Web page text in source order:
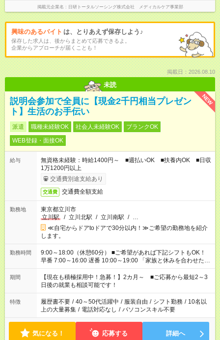
掲載元企業名 日研トータルソーシング株式会社 メディカルケア事業部
興味のあるバイト は、とりあえず保存しよう♪
保存した求人は、後からまとめて応募できるよ。
企業からアプローチが届くことも！
掲載日：2026.08.10
未読
NEW
説明会参加で全員に【現金2千円相当プレゼン
ト】生活のお手伝い
派遣 職種未経験OK 社会人未経験OK
ブランクOK
WEB登録・面接OK
給与
無資格未経験：時給1400円～ ■週払いOK ■扶養内OK ■日収
1万1200円以上
交通費別途支給あり
交通費 交通費全額支給
勤務地
東京都立川市
立川駅
/ 立川北駅 / 立川南駅 / …
≪自宅からドアtoドアで30分以内！≫ご希望の勤務地を紹介
します。
勤務時間
9:00～18:00（休憩60分） ■ご希望があれば下記シフトもOK！
早番 7:00～16:00 遅番 10:00～19:00 「家族と休みを合わせた
い」 「余裕を持って夕飯の準備がしたい」 「できれば残業はし
たくない」 など、ご希望を教えてくださいね。 ※Wワーク希望
の方へ 今ご覧のお仕事で希望する勤務時間と、もう1つのお仕事
の勤務時間。 合計で週40時間を超える場合は応募できません。
期間
【現在も積極採用中！急募！】2カ月～ ■ご応募から最短2～3
日後の就業も相談可能です！
特徴 履歴書不要 / 40～50代活躍中 / 服装自由 / シフト勤務 / 10名以
上の大量募集 / 電話対応なし / パソコンスキル不要
気になる！ 応募する 詳細へ